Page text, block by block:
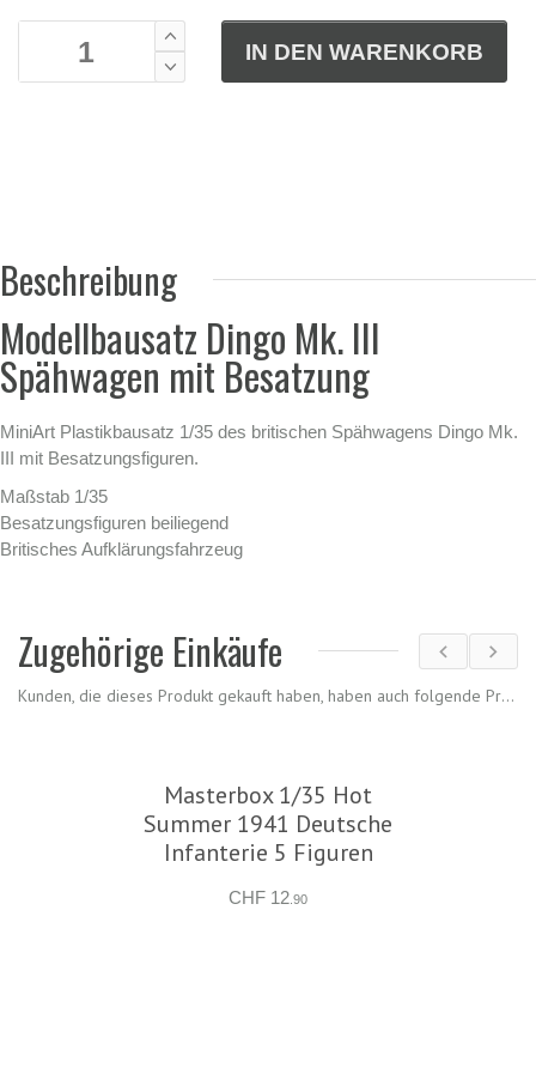
Beschreibung
Modellbausatz Dingo Mk. III
Spähwagen mit Besatzung
MiniArt Plastikbausatz 1/35 des britischen Spähwagens Dingo Mk.
III mit Besatzungsfiguren.
Maßstab 1/35
Besatzungsfiguren beiliegend
Britisches Aufklärungsfahrzeug
Zugehörige Einkäufe
Kunden, die dieses Produkt gekauft haben, haben auch folgende Produkte gekauft.
Masterbox 1/35 Hot
Summer 1941 Deutsche
Infanterie 5 Figuren
CHF 12 .90